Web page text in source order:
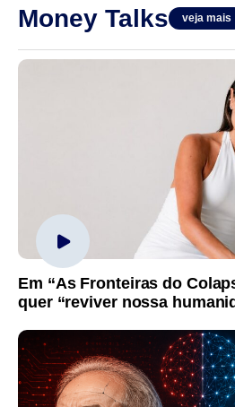
Money Talks veja mais
Em “As Fronteiras do
quer “reviver nossa